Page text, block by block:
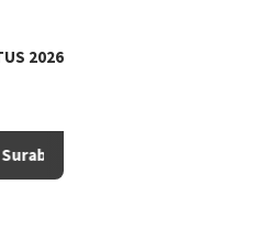
2026